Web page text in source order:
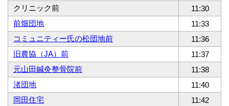
クリニック前
11:30
前畑団地
11:33
コミュニティー氏の松団地前
11:36
旧農協（JA）前
11:37
元山田鍼灸整骨院前
11:38
渚団地
11:40
岡田住宅
11:42